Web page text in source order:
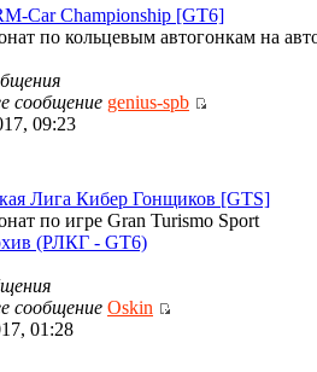
Car Championship [GT6]
по кольцевым автогонкам на
сообщение genius-spb
09:23
Лига Кибер Гонщиков [GTS]
по игре Gran Turismo Sport
(РЛКГ - GT6)
сообщение Oskin
01:28